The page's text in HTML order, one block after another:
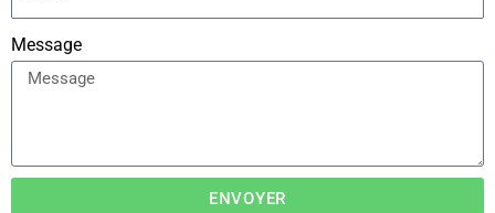
Message
ENVOYER